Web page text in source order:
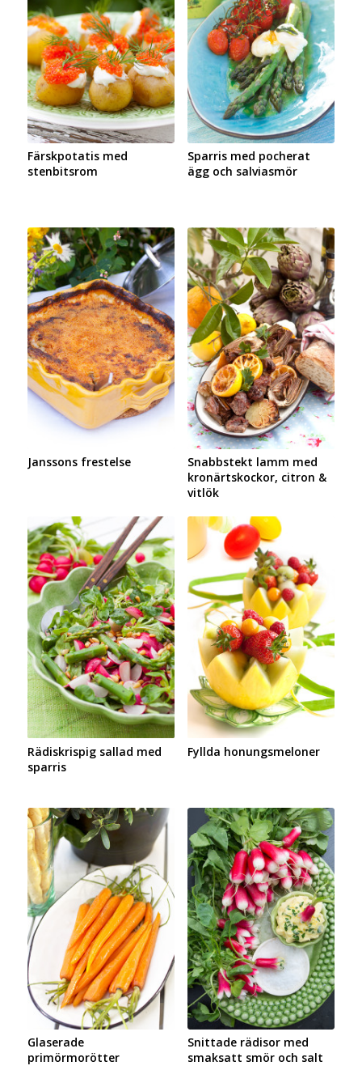
Färskpotatis med
stenbitsrom
Sparris med pocherat
ägg och salviasmör
Janssons frestelse
Snabbstekt lamm med
kronärtskockor, citron &
vitlök
Rädiskrispig sallad med
sparris
Fyllda honungsmeloner
Glaserade
primörmorötter
Snittade rädisor med
smaksatt smör och salt